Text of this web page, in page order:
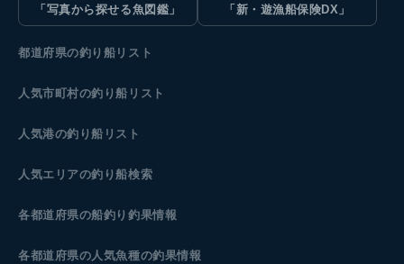
「写真から探せる魚図鑑」
「新・遊漁船保険DX」
都道府県の釣り船リスト
人気市町村の釣り船リスト
人気港の釣り船リスト
人気エリアの釣り船検索
各都道府県の船釣り釣果情報
各都道府県の人気魚種の釣果情報